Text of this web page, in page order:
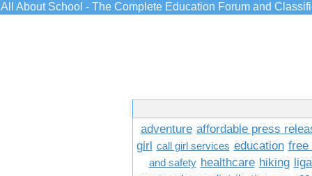
All About School - The Complete Education Forum and
adventure affordable press
girl call girl services education free
and safety healthcare hiking